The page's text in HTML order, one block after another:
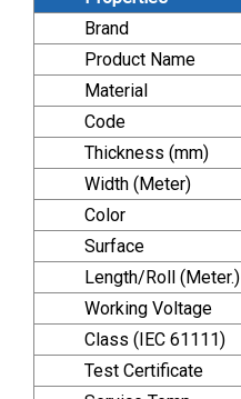
Brand
Product Name
Material
Code
Thickness (mm)
Width (Meter)
Color
Surface
Length/Roll (Meter.)
Working Voltage
Class (IEC 61111)
Test Certificate